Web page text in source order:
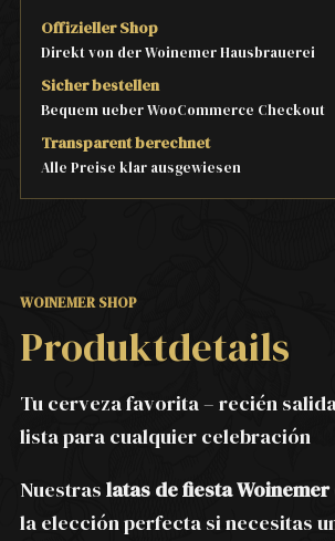
Offizieller Shop
Direkt von der Woinemer Hausbrauerei
Sicher bestellen
Bequem ueber WooCommerce Checkout
Transparent berechnet
Alle Preise klar ausgewiesen
WOINEMER SHOP
Produktdetails
Tu cerveza favorita – recién
lista para cualquier celebración
Nuestras latas de fiesta
la elección perfecta si necesitas